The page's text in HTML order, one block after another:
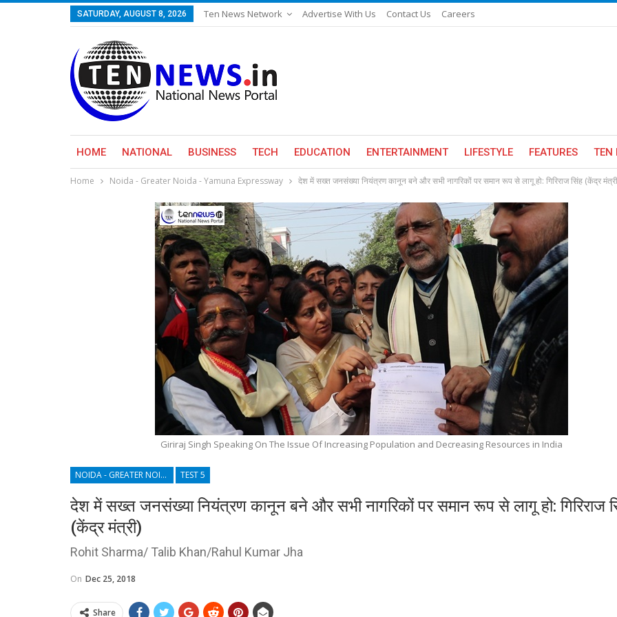
SATURDAY, AUGUST 8, 2026 Ten News Network Advertise With Us Contact Us Careers
HOME NATIONAL BUSINESS TECH EDUCATION ENTERTAINMENT LIFESTYLE FEATURES TEN
Home Noida - Greater Noida - Yamuna Expressway देश में सख्त जनसंख्या नियंत्रण कानून बने और सभी नागरिकों पर समान रूप से लागू हो: गिरिराज सिंह (केंद्र
Giriraj Singh Speaking On The Issue Of Increasing Population and Decreasing Resources in India
NOIDA - GREATER NOIDA - YAMUNA EXPRESSWAY TEST 5
देश में सख्त जनसंख्या नियंत्रण कानून बने और सभी नागरिकों पर समान रूप से लागू हो: गिरिराज
(केंद्र मंत्री)
Rohit Sharma/ Talib Khan/Rahul Kumar Jha
On Dec 25, 2018
Share